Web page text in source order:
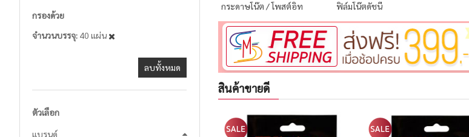
กระดาษโน๊ต / โพสต์อิท ฟิล์มโน๊ตดัชนี
สินค้าขายดี
กรองด้วย
จำนวนบรรจุ 40 แผ่น
ลบทั้งหมด
ตัวเลือก
แบรนด์